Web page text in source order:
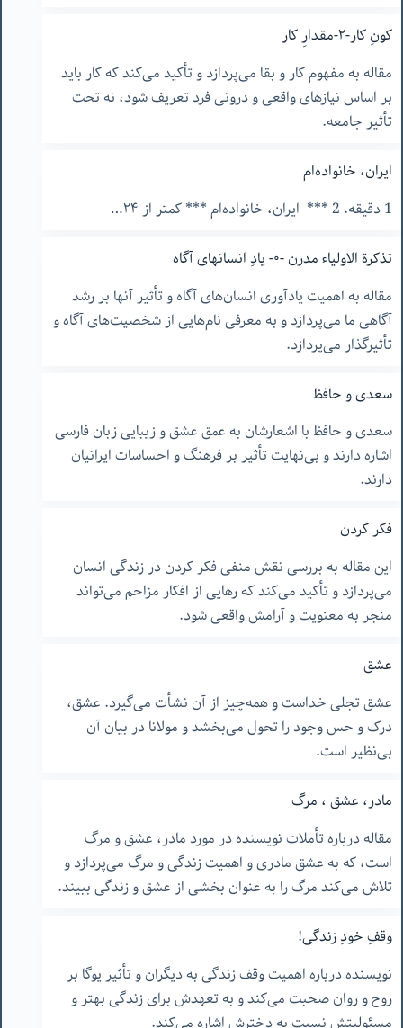
کونِ کار-۲-مقدارِ کار
مقاله به مفهوم کار و بقا می‌پردازد و تأکید می‌کند که کار باید
بر اساس نیازهای واقعی و درونی فرد تعریف شود، نه تحت
تأثیر جامعه.
ایران، خانواده‌ام
1 دقیقه. 2 *** ایران، خانواده‌ام *** کمتر از ٢۴…
تذکرة الاولیاء مدرن -۰- یادِ انسانهای آگاه
مقاله به اهمیت یادآوری انسان‌های آگاه و تأثیر آنها بر رشد
آگاهی ما می‌پردازد و به معرفی نام‌هایی از شخصیت‌های آگاه و
تأثیرگذار می‌پردازد.
سعدی و حافظ
سعدی و حافظ با اشعارشان به عمق عشق و زیبایی زبان فارسی
اشاره دارند و بی‌نهایت تأثیر بر فرهنگ و احساسات ایرانیان
دارند.
فکر کردن
این مقاله به بررسی نقش منفی فکر کردن در زندگی انسان
می‌پردازد و تأکید می‌کند که رهایی از افکار مزاحم می‌تواند
منجر به معنویت و آرامش واقعی شود.
عشق
عشق تجلی خداست و همه‌چیز از آن نشأت می‌گیرد. عشق،
درک و حس وجود را تحول می‌بخشد و مولانا در بیان آن
بی‌نظیر است.
مادر، عشق ، مرگ
مقاله درباره تأملات نویسنده در مورد مادر، عشق و مرگ
است، که به عشق مادری و اهمیت زندگی و مرگ می‌پردازد و
تلاش می‌کند مرگ را به عنوان بخشی از عشق و زندگی ببیند.
وقفِ خودِ زندگی!
نویسنده درباره اهمیت وقف زندگی به دیگران و تأثیر یوگا بر
روح و روان صحبت می‌کند و به تعهدش برای زندگی بهتر و
مسئولیتش نسبت به دخترش اشاره می‌کند.